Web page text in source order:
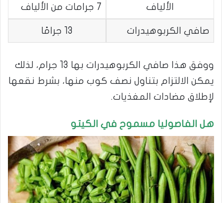
الألياف 7 جرامات من الألياف
صافي الكربوهيدرات 13 جرامًا
ووفق هذا صافي الكربوهيدرات بها 13 جرام، لذلك
يمكن الالتزام بتناول نصف كوب منها، بشرط نقعها
لإطلاق مضادات المغذيات.
هل الفاصوليا مسموح في الكيتو